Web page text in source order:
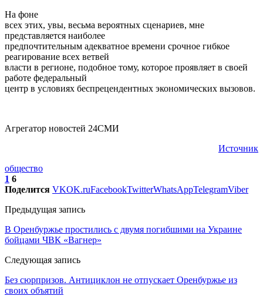
На фоне
всех этих, увы, весьма вероятных сценариев, мне
представляется наиболее
предпочтительным адекватное времени срочное гибкое
реагирование всех ветвей
власти в регионе, подобное тому, которое проявляет в своей
работе федеральный
центр в условиях беспрецендентных экономических вызовов.
Агрегатор новостей 24СМИ
Источник
общество
1 6
Поделится VKOK.ruFacebookTwitterWhatsAppTelegramViber
Предыдущая запись
В Оренбуржье простились с двумя погибшими на Украине
бойцами ЧВК «Вагнер»
Следующая запись
Без сюрпризов. Антициклон не отпускает Оренбуржье из
своих объятий